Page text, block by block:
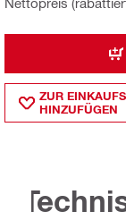
ZUR
HINZUFÜGEN